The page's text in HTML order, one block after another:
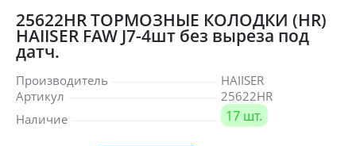
25622HR ТОРМОЗНЫЕ КОЛОДКИ (HR)
HAIISER FAW J7-4шт без выреза под
датч.
Производитель
HAIISER
Артикул
25622HR
Наличие
17 шт.